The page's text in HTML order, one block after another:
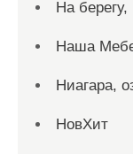
На
Наша
Ниагара,
НовХит